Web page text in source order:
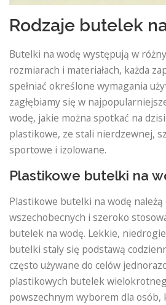
Rodzaje butelek
Butelki na wodę występują w
rozmiarach i materiałach, każda
spełniać określone wymagania
zagłębiamy się w
wodę, jakie można spotkać na
plastikowe, ze stali nierdzewnej,
sportowe i izolowane.
Plastikowe butelki na
Plastikowe butelki na wodę
wszechobecnych i szeroko
butelek na wodę. Lekkie,
butelki stały się podstawą
często używane do celów
plastikowych butelek
powszechnym wyborem dla